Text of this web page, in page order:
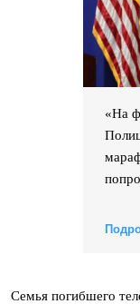
«На
Семья погибшего